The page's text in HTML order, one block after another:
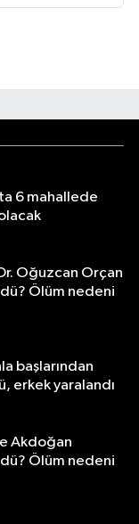
6 mahallede
Oğuzcan Orçan
Ölüm nedeni
başlarından
erkek yaralandı
Akdoğan
Ölüm nedeni